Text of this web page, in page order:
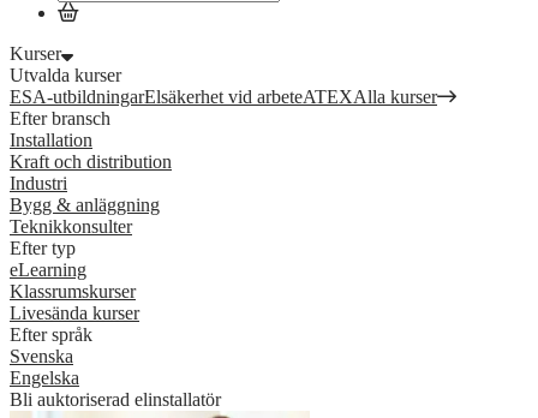
Kurser
Utvalda kurser
ESA-utbildningarElsäkerhet vid arbeteATEXAlla kurser
Efter bransch
Installation
Kraft och distribution
Industri
Bygg & anläggning
Teknikkonsulter
Efter typ
eLearning
Klassrumskurser
Livesända kurser
Efter språk
Svenska
Engelska
Bli auktoriserad elinstallatör